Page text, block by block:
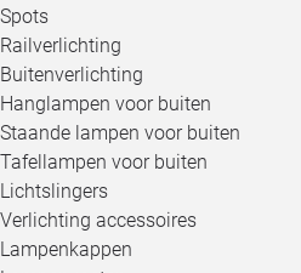
Spots
Railverlichting
Buitenverlichting
Hanglampen voor buiten
Staande lampen voor buiten
Tafellampen voor buiten
Lichtslingers
Verlichting accessoires
Lampenkappen